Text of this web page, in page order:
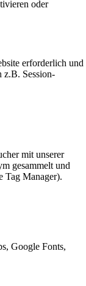
oder
erforderlich und
z.B. Session-
mit unserer
gesammelt und
Tag Manager).
Google Fonts,